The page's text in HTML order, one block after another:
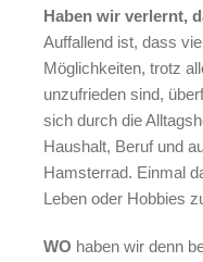
Haben wir verlernt,
Auffallend ist, dass
Möglichkeiten, trotz
unzufrieden sind,
sich durch die
Haushalt, Beruf und
Hamsterrad. Einmal
Leben oder Hobbies
WO haben wir denn